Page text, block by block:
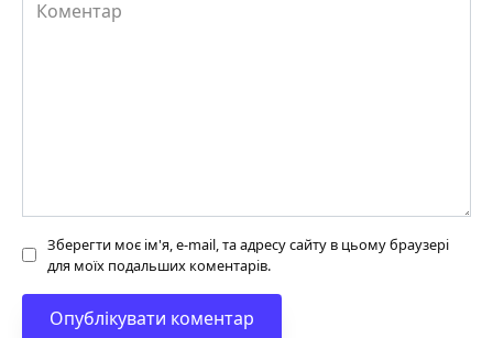
Зберегти моє ім'я, e-mail, та адресу сайту в цьому браузері
для моїх подальших коментарів.